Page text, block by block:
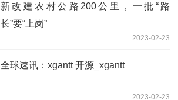
新改建农村公路200公里，一批“路
长”要“上岗”
2023-02-23
全球速讯：xgantt 开源_xgantt
2023-02-23